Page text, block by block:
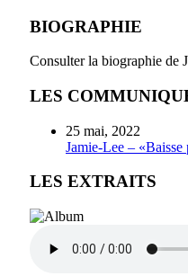
BIOGRAPHIE
Consulter la biographie de
LES
25 mai, 2022
Jamie-Lee – «Baisse
LES EXTRAITS